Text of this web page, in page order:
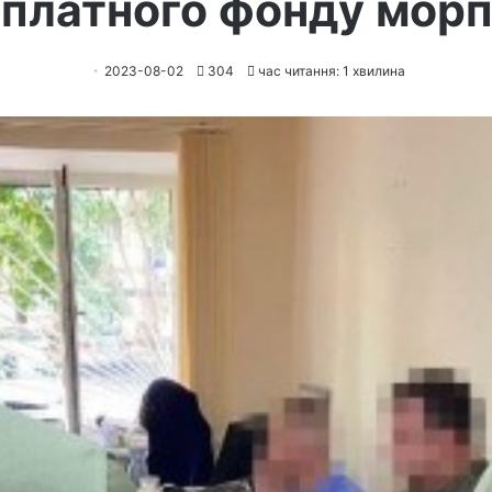
2023-08-02 304 час читання: 1 хвилина